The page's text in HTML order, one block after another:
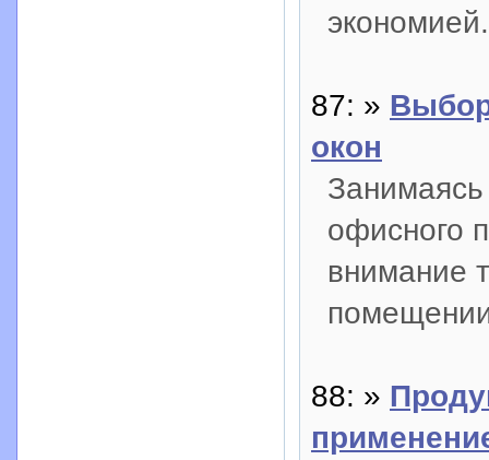
экономией.
87: »
окон
офисного
внимание
88: »